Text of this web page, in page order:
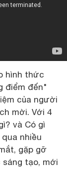
hình thức
điểm đến"
của người
mời. Với 4
và Có gì
nhiều
gặp gỡ
tạo, mới